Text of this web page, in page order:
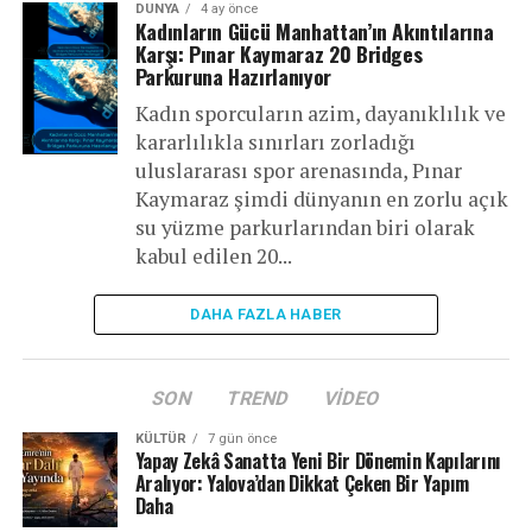
DÜNYA 4 ay önce
Kadınların Gücü Manhattan’ın Akıntılarına
Karşı: Pınar Kaymaraz 20 Bridges
Parkuruna Hazırlanıyor
Kadın sporcuların azim, dayanıklılık ve
kararlılıkla sınırları zorladığı
uluslararası spor arenasında, Pınar
Kaymaraz şimdi dünyanın en zorlu açık
su yüzme parkurlarından biri olarak
kabul edilen 20...
DAHA FAZLA HABER
SON TREND VIDEO
KÜLTÜR 7 gün önce
Yapay Zekâ Sanatta Yeni Bir Dönemin Kapılarını
Aralıyor: Yalova’dan Dikkat Çeken Bir Yapım
Daha